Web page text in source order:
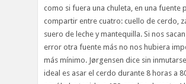
como si fuera una chuleta, en una fuente
compartir entre cuatro: cuello de cerdo,
suero de leche y mantequilla. Si nos
error otra fuente más no nos hubiera
más mínimo. Jørgensen dice sin
ideal es asar el cerdo durante 8 horas a